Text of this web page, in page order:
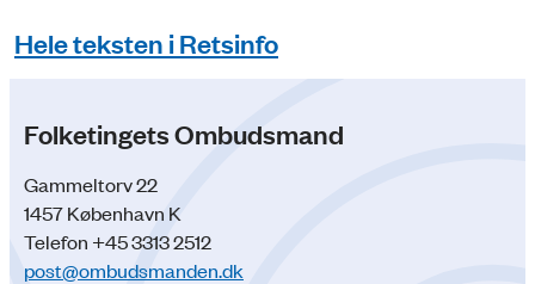
Hele teksten i Retsinfo
Folketingets Ombudsmand
Gammeltorv 22
1457 København K
Telefon +45 3313 2512
post@ombudsmanden.dk